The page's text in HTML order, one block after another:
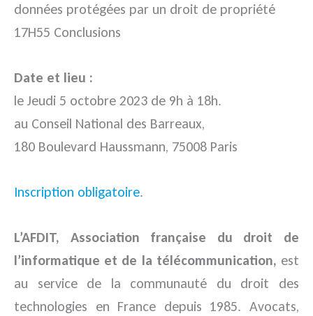
données protégées par un droit de propriété
17H55 Conclusions
Date et lieu :
le Jeudi 5 octobre 2023 de 9h à 18h.
au Conseil National des Barreaux,
180 Boulevard Haussmann, 75008 Paris
Inscription obligatoire.
L’AFDIT, Association française du droit de
l’informatique et de la télécommunication, est
au service de la communauté du droit des
technologies en France depuis 1985. Avocats,